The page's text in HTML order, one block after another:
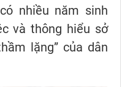
nhiều năm sinh
và thông hiểu sở
lặng” của dân